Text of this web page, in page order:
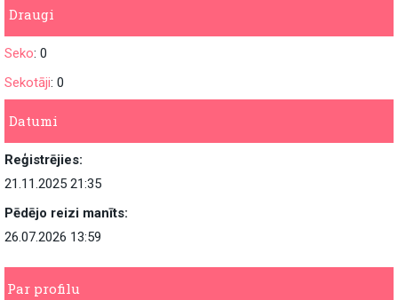
Draugi
Seko: 0
Sekotāji: 0
Datumi
Reģistrējies:
21.11.2025 21:35
Pēdējo reizi manīts:
26.07.2026 13:59
Par profilu